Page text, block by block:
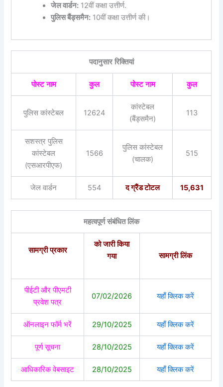
जेल वार्डन:12वीं कक्षा उत्तीर्ण.
पुलिस बैंड्समैन:10वीं कक्षा उत्तीर्ण की।
पदानुसार रिक्तियां
पोस्ट नाम कुल पोस्ट नाम कुल
पुलिस कांस्टेबल 12624
कांस्टेबल
(बैंड्समैन)
113
सशस्त्र पुलिस
कांस्टेबल
(एसआरपीएफ)
1566
पुलिस कांस्टेबल
(चालक)
515
जेल वार्डन 554 द ग्रैंड टोटल 15,631
महत्वपूर्ण संबंधित लिंक
सामग्री प्रकार
को जारी किया
गया
सामग्री लिंक
पीईटी और पीएमटी
प्रवेश पत्र
07/02/2026 यहाँ क्लिक करें
ऑनलाइन फॉर्म भरें 29/10/2025 यहाँ क्लिक करें
पूर्ण सूचना 28/10/2025 यहाँ क्लिक करें
आधिकारिक वेबसाइट 28/10/2025 यहाँ क्लिक करें